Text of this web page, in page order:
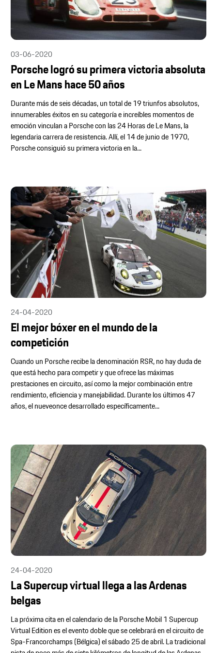
03-06-2020
Porsche logró su primera victoria absoluta
en Le Mans hace 50 años
Durante más de seis décadas, un total de 19 triunfos absolutos,
innumerables éxitos en su categoría e increíbles momentos de
emoción vinculan a Porsche con las 24 Horas de Le Mans, la
legendaria carrera de resistencia. Allí, el 14 de junio de 1970,
Porsche consiguió su primera victoria en la...
24-04-2020
El mejor bóxer en el mundo de la
competición
Cuando un Porsche recibe la denominación RSR, no hay duda de
que está hecho para competir y que ofrece las máximas
prestaciones en circuito, así como la mejor combinación entre
rendimiento, eficiencia y manejabilidad. Durante los últimos 47
años, el nueveonce desarrollado específicamente...
24-04-2020
La Supercup virtual llega a las Ardenas
belgas
La próxima cita en el calendario de la Porsche Mobil 1 Supercup
Virtual Edition es el evento doble que se celebrará en el circuito de
Spa-Francorchamps (Bélgica) el sábado 25 de abril. La tradicional